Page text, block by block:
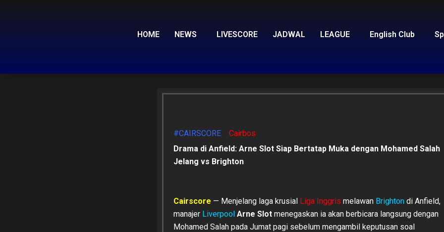
HOME NEWS LIVESCORE JADWAL LEAGUE English Club
#CAIRSCORE
Cairbos
Drama di Anfield: Arne Slot Siap Bertatap Muka dengan Mohamed Salah
Jelang vs Brighton
Cairscore — Menjelang laga krusial Liga Inggris melawan Brighton di Anfield,
manajer Liverpool Arne Slot menegaskan ia akan berbicara langsung dengan
Mohamed Salah pada Jumat pagi sebelum mengambil keputusan soal